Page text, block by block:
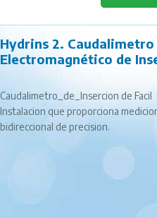
Hydrins 2. Caudalimetro
Electromagnético de
Caudalimetro_de_Insercion de Facil
Instalacion que proporciona
bidireccional de precision.